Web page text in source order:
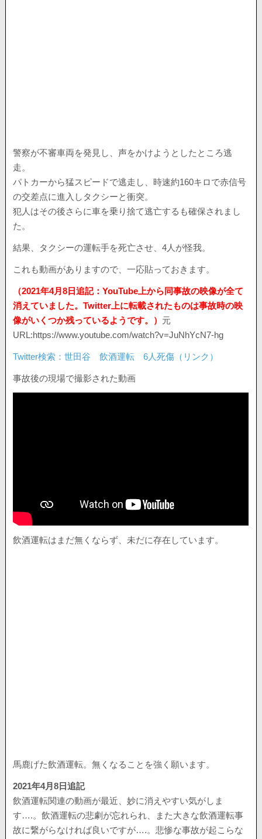
警察が不審車両を発見し、声をかけようとしたところ逃
走。
パトカーから猛スピードで逃走し、時速約160キロで赤信号
の交差点に進入しタクシーと衝突。
犯人はその後さらに車を乗り捨て逃亡するも確保されまし
た。
結果、タクシーの運転手を死亡させ、4人が怪我。
これも動画がありますので、一応貼っておきます。
（2021年4月8日追記：YouTube上から同事故の映像が全て
消えていました。Twitter上に転載されたものは事故時の映
像がいくつか残っているようです。） 元
URL:https://www.youtube.com/watch?v=JuNhYcN7-hg
Twitter検索：世田谷 飲酒運転 6人死傷（リンク）
事故後の現場で撮影された動画
飲酒運転はまだ無くならず、未だに存在しています。
馬鹿げた飲酒運転。無くなることを強く願います。
2021年4月8日追記
飲酒運転関連の動画が最近、妙に消えやすい気がしま
す….。飲酒運転の悲劇が忘れられ、また大きな飲酒運転事
故に繋がらなければ良いですが….。悲惨な事故が起こらな